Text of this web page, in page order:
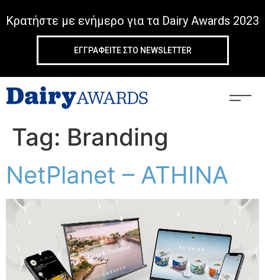
Κρατήστε με ενήμερο για τα Dairy Awards 2023
ΕΓΓΡΑΦΕIΤΕ ΣΤΟ NEWSLETTER
Tag: Branding
NetPlanet – ATHINA